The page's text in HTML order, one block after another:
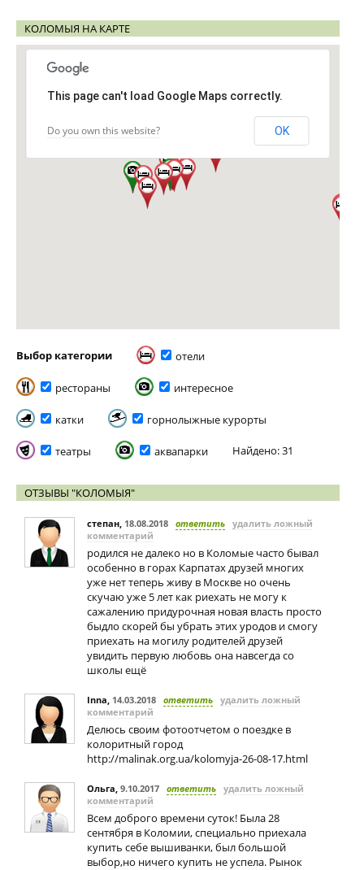
КОЛОМЫЯ НА КАРТЕ
This page can't load Google Maps correctly.
Do you own this website? OK
Выбор категории отели
рестораны интересное
катки горнолыжные курорты
театры аквапарки Найдено: 31
ОТЗЫВЫ "КОЛОМЫЯ"
степан, 18.08.2018 ответить удалить ложный
комментарий
родился не далеко но в Коломые часто бывал
особенно в горах Карпатах друзей многих
уже нет теперь живу в Москве но очень
скучаю уже 5 лет как риехать не могу к
сажалению придурочная новая власть просто
быдло скорей бы убрать этих уродов и смогу
приехать на могилу родителей друзей
увидить первую любовь она навсегда со
школы ещё
Inna, 14.03.2018 ответить удалить ложный
комментарий
Делюсь своим фотоотчетом о поездке в
колоритный город
http://malinak.org.ua/kolomyja-26-08-17.html
Ольга, 9.10.2017 ответить удалить ложный
комментарий
Всем доброго времени суток! Была 28
сентября в Коломии, специально приехала
купить себе вышиванки, был большой
выбор,но ничего купить не успела. Рынок